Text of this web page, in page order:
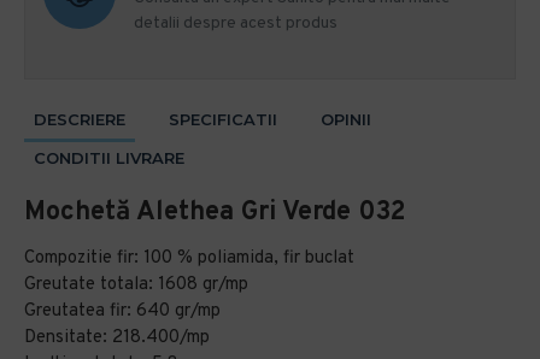
detalii despre acest produs
DESCRIERE SPECIFICATII
OPINII
CONDITII LIVRARE
Mochetă Alethea Gri Verde 032
Compozitie fir: 100 % poliamida, fir buclat
Greutate totala: 1608 gr/mp
Greutatea fir: 640 gr/mp
Densitate: 218.400/mp